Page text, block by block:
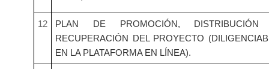
12
PLAN DE PROMOCIÓN,
RECUPERACIÓN DEL PROYECTO
EN LA PLATAFORMA EN LÍNEA).